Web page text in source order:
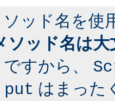
ッド名を使
ソッド名は
ですから、
はまった